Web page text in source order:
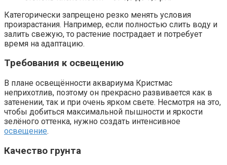
Категорически запрещено резко менять условия
произрастания. Например, если полностью слить воду и
залить свежую, то растение пострадает и потребует
время на адаптацию.
Требования к освещению
В плане освещённости аквариума Кристмас
неприхотлив, поэтому он прекрасно развивается как в
затенении, так и при очень ярком свете. Несмотря на это,
чтобы добиться максимальной пышности и яркости
зелёного оттенка, нужно создать интенсивное
освещение.
Качество грунта